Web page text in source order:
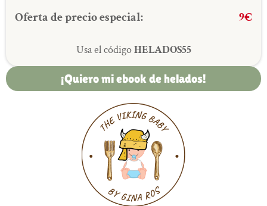
Oferta de precio especial:
9€
Usa el códigoHELADOS55
¡Quiero mi ebook de helados!